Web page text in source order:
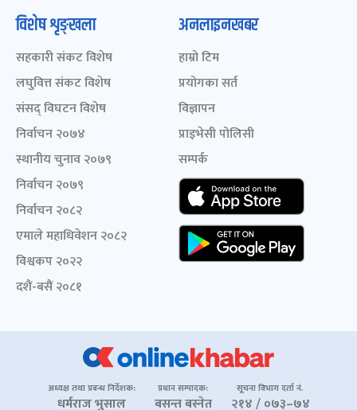
विशेष शृङ्खला
सहकारी संकट विशेष
लघुवित्त संकट विशेष
संसद् विघटन विशेष
निर्वाचन २०७४
स्थानीय चुनाव २०७९
निर्वाचन २०७९
निर्वाचन २०८२
एमाले महाधिवेशन २०८२
विश्वकप २०२२
दशैं-बसैं २०८१
अनलाइनखबर
हाम्रो टिम
प्रयोगका सर्त
विज्ञापन
प्राइभेसी पोलिसी
सम्पर्क
अध्यक्ष तथा प्रबन्ध निर्देशक:
धर्मराज भुसाल
प्रधान सम्पादक:
बसन्त बस्नेत
सूचना विभाग दर्ता नं.
२१४ / ०७३–७४